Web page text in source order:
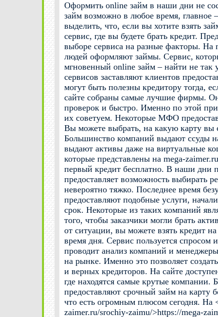
Оформить online займ в наши дни не
займ возможно в любое время, главное
выделить, что, если вы хотите взять
сервис, где вы будете брать кредит.
выборе сервиса на разные факторы. На
людей оформляют займы. Сервис,
мгновенный online займ – найти не так
сервисов заставляют клиентов
могут быть полезны кредитору тогда,
сайте собраны самые лучшие фирмы.
проверок и быстро. Именно по этой
их советуем. Некоторые МФО
Вы можете выбрать, на какую карту вы
Большинство компаний выдают ссуды
выдают активы даже на виртуальные
которые представлены на mega-
первый кредит бесплатно. В наши дни
предоставляет возможность выбирать
невероятно тяжко. Последнее время
предоставляют подобные услуги,
срок. Некоторые из таких компаний
того, чтобы заказчики могли брать
от ситуации, вы можете взять кредит
время дня. Сервис пользуется спросом
проводит анализ компаний и
на рынке. Именно это позволяет
и верных кредиторов. На сайте
где находятся самые крутые компании.
предоставляют срочный займ на карту
что есть огромным плюсом сегодня. На
zaimer.ru/srochiy-zaimu/>https://mega-